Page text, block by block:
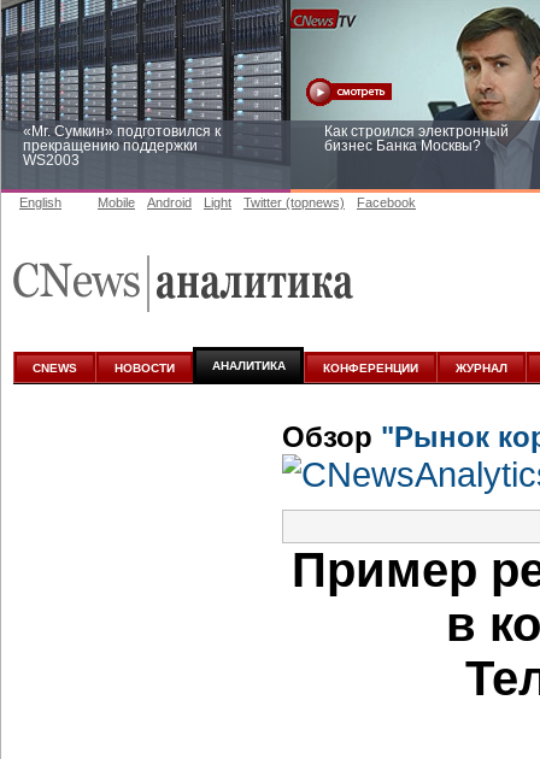
«Mr. Сумкин» подготовился к
прекращению поддержки
WS2003
Как строился электронный
бизнес Банка Москвы?
аналитике
English Mobile Android Light Twitter (topnews) Facebook
CNEWS НОВОСТИ АНАЛИТИКА КОНФЕРЕНЦИИ ЖУРНАЛ
Обзор "Рынок
Пример
в